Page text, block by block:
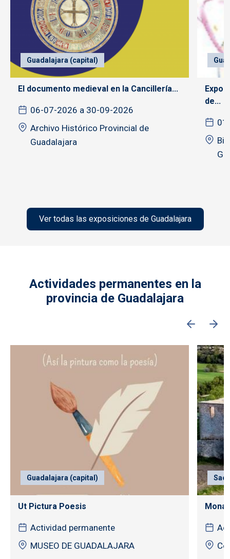
Guadalajara (capital)
El documento medieval en la Cancillería...
06-07-2026 a 30-09-2026
Archivo Histórico Provincial de
Guadalajara
de...
Ver todas las exposiciones de Guadalajara
Actividades permanentes en la
provincia de Guadalajara
Guadalajara (capital)
Ut Pictura Poesis
Actividad permanente
MUSEO DE GUADALAJARA